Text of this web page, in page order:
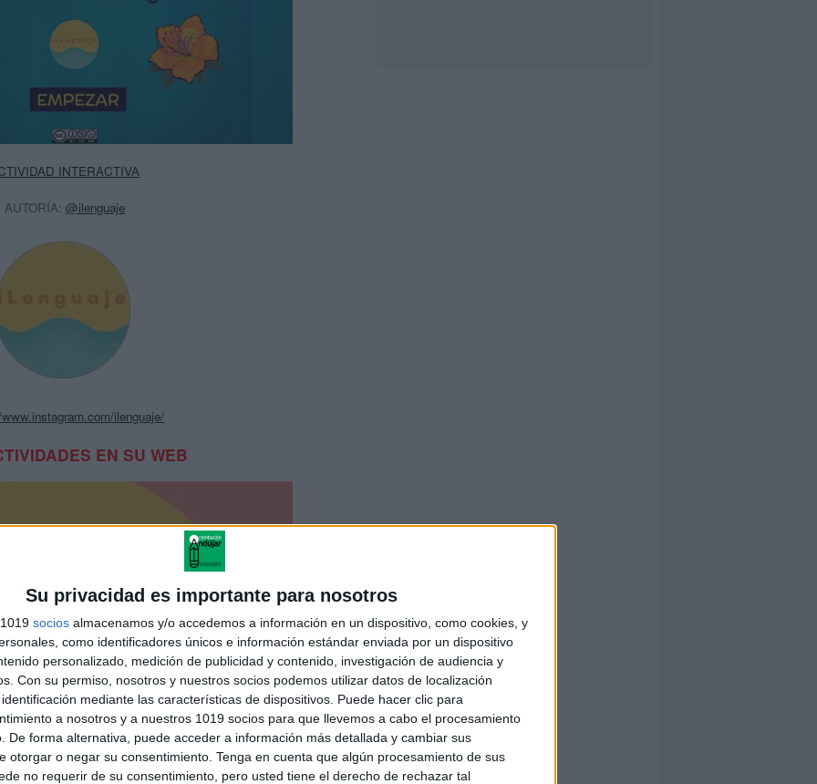
Su privacidad es importante para nosotros
socios almacenamos y/o accedemos a información en un dispositivo, como cookies, y
como identificadores únicos e información estándar enviada por un dispositivo
personalizado, medición de publicidad y contenido, investigación de audiencia y
Con su permiso, nosotros y nuestros socios podemos utilizar datos de localización
mediante las características de dispositivos. Puede hacer clic para
a nosotros y a nuestros 1019 socios para que llevemos a cabo el procesamiento
De forma alternativa, puede acceder a información más detallada y cambiar sus
otorgar o negar su consentimiento. Tenga en cuenta que algún procesamiento de sus
no requerir de su consentimiento, pero usted tiene el derecho de rechazar tal
INTERACTIVA
AUTORÍA: @ilenguaje
ilenguaje/
EN SU WEB
www.ilenguaje.com/